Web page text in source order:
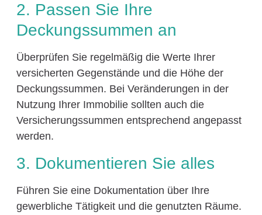
2. Passen Sie Ihre
Deckungssummen an
Überprüfen Sie regelmäßig die Werte Ihrer
versicherten Gegenstände und die Höhe der
Deckungssummen. Bei Veränderungen in der
Nutzung Ihrer Immobilie sollten auch die
Versicherungssummen entsprechend angepasst
werden.
3. Dokumentieren Sie alles
Führen Sie eine Dokumentation über Ihre
gewerbliche Tätigkeit und die genutzten Räume.